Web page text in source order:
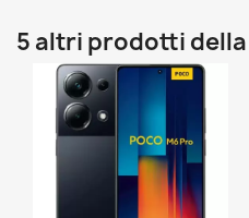
5 altri prodotti